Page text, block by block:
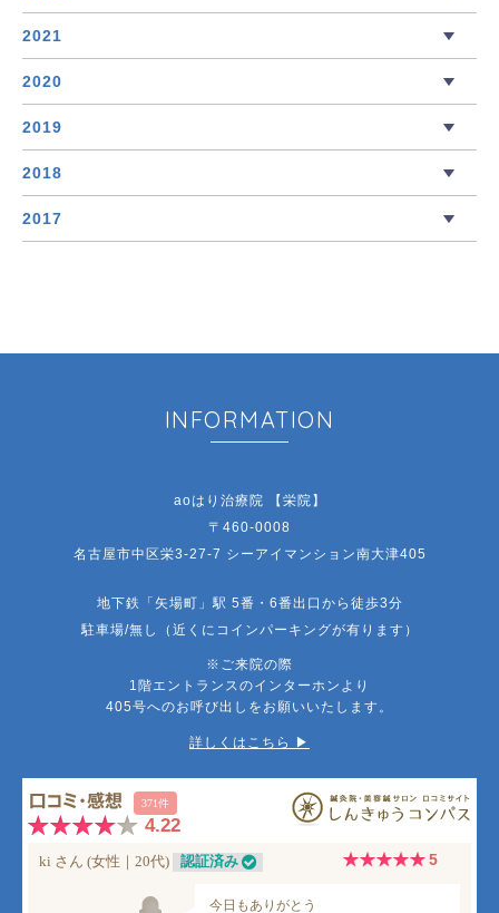
2021
2020
2019
2018
2017
INFORMATION
aoはり治療院 【栄院】
〒460-0008
名古屋市中区栄3-27-7 シーアイマンション南大津405
地下鉄「矢場町」駅 5番・6番出口から徒歩3分
駐車場/無し（近くにコインパーキングが有ります）
※ご来院の際
1階エントランスのインターホンより
405号へのお呼び出しをお願いいたします。
詳しくはこちら ▶︎